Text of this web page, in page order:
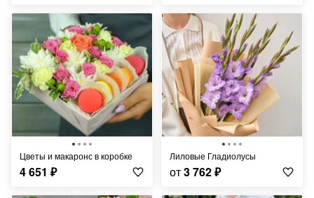
Цветы и макаронс в коробке
4 651 ₽
Лиловые Гладиолусы
от3 762₽